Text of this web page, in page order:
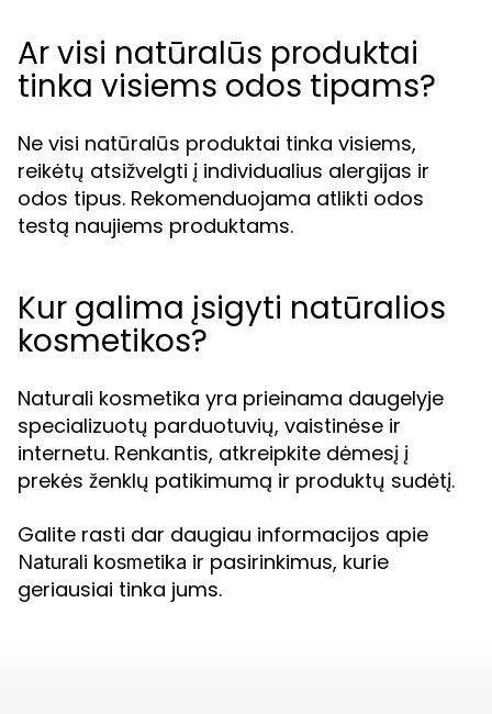
Ar visi natūralūs produktai
tinka visiems odos tipams?
Ne visi natūralūs produktai tinka visiems,
reikėtų atsižvelgti į individualius alergijas ir
odos tipus. Rekomenduojama atlikti odos
testą naujiems produktams.
Kur galima įsigyti natūralios
kosmetikos?
Naturali kosmetika yra prieinama daugelyje
specializuotų parduotuvių, vaistinėse ir
internetu. Renkantis, atkreipkite dėmesį į
prekės ženklų patikimumą ir produktų sudėtį.
Galite rasti dar daugiau informacijos apie
Naturali kosmetika ir pasirinkimus, kurie
geriausiai tinka jums.